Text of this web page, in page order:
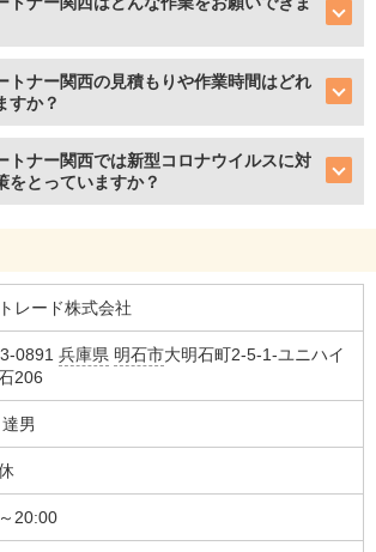
トナー関西の見積もりや作業時間はどれ
すか？
トナー関西では新型コロナウイルスに対
をとっていますか？
レード株式会社
0891 兵庫県 明石市大明石町2-5-1-ユニハイ
206
男
20:00